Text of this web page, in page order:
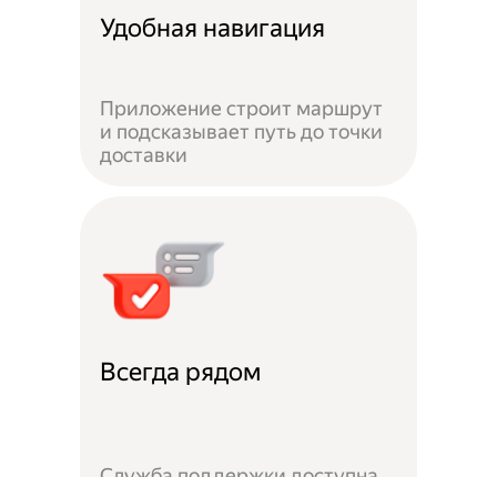
Удобная навигация
Приложение строит маршрут
и подсказывает путь до точки
доставки
Всегда рядом